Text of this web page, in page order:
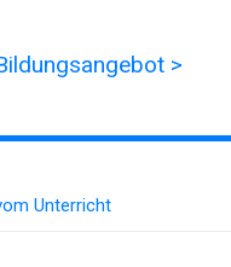
>
Unterricht